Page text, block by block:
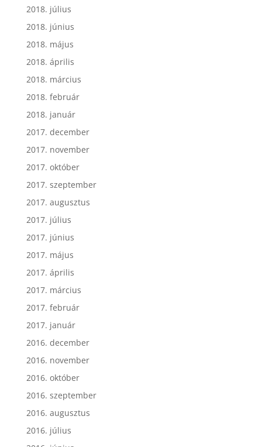
2018. július
2018. június
2018. május
2018. április
2018. március
2018. február
2018. január
2017. december
2017. november
2017. október
2017. szeptember
2017. augusztus
2017. július
2017. június
2017. május
2017. április
2017. március
2017. február
2017. január
2016. december
2016. november
2016. október
2016. szeptember
2016. augusztus
2016. július